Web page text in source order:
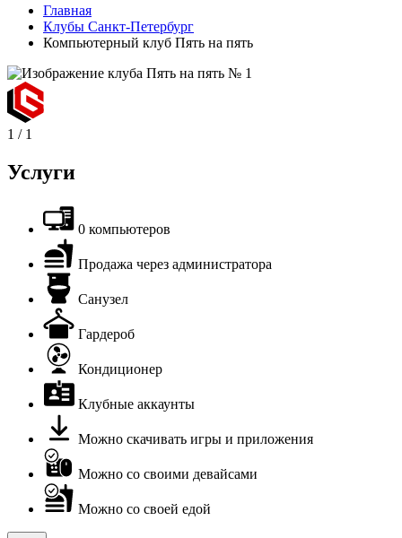
Главная
Клубы Санкт-Петербург
Компьютерный клуб Пять на пять
1 / 1
Услуги
0 компьютеров
Продажа через администратора
Санузел
Гардероб
Кондиционер
Клубные аккаунты
Можно скачивать игры и приложения
Можно со своими девайсами
Можно со своей едой